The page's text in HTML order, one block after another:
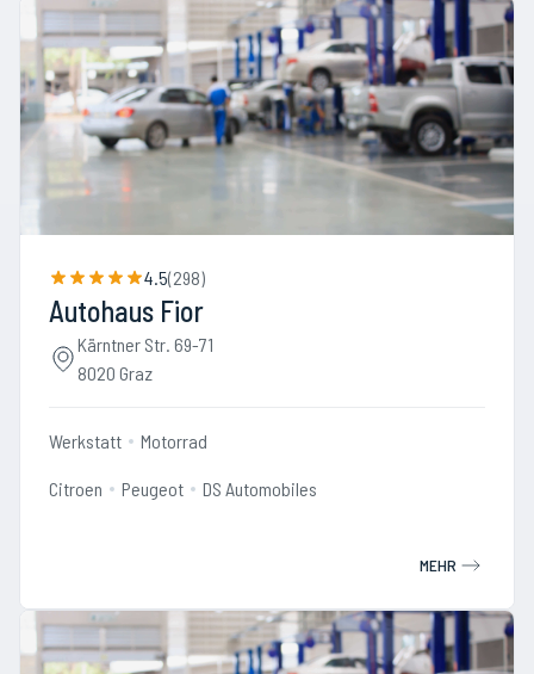
4.5(298)
Autohaus Fior
Kärntner Str. 69-71
8020 Graz
Werkstatt Motorrad
Citroen Peugeot DS Automobiles
MEHR